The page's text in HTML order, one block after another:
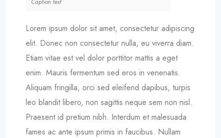
Caption text
Lorem ipsum dolor sit amet, consectetur adipiscing
elit. Donec non consectetur nulla, eu viverra diam.
Etiam vitae est vel dolor porttitor mattis a eget
enim. Mauris fermentum sed eros in venenatis.
Aliquam fringilla, orci sed eleifend dapibus, turpis
leo blandit libero, non sagittis neque sem non nisl.
Praesent id pretium nibh. Interdum et malesuada
fames ac ante ipsum primis in faucibus. Nullam